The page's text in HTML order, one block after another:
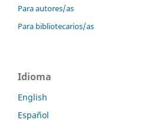
Para autores/as
Para bibliotecarios/as
Idioma
English
Español